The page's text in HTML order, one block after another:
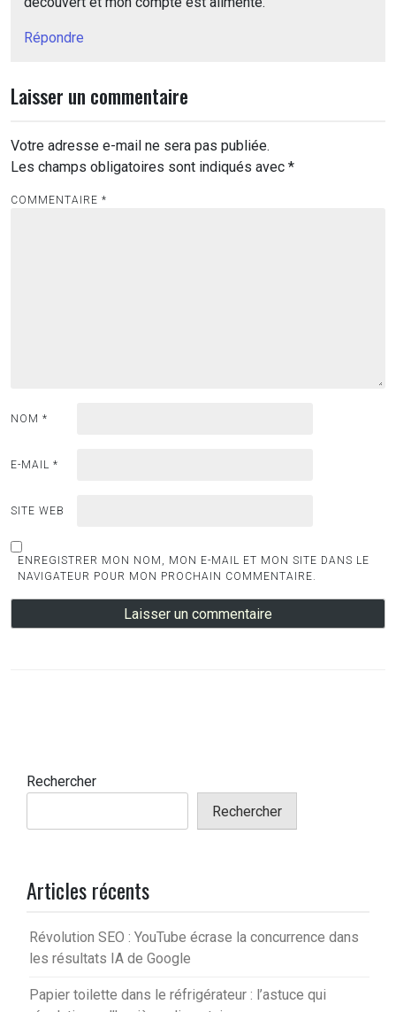
Répondre
Laisser un commentaire
Votre adresse e-mail ne sera pas publiée.
Les champs obligatoires sont indiqués avec *
COMMENTAIRE *
NOM *
E-MAIL *
SITE WEB
ENREGISTRER MON NOM, MON E-MAIL ET MON SITE DANS LE
NAVIGATEUR POUR MON PROCHAIN COMMENTAIRE.
Rechercher
Rechercher
Articles récents
Révolution SEO : YouTube écrase la concurrence dans
les résultats IA de Google
Papier toilette dans le réfrigérateur : l’astuce qui